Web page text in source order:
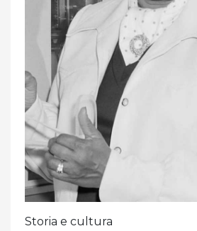
Storia e cultura